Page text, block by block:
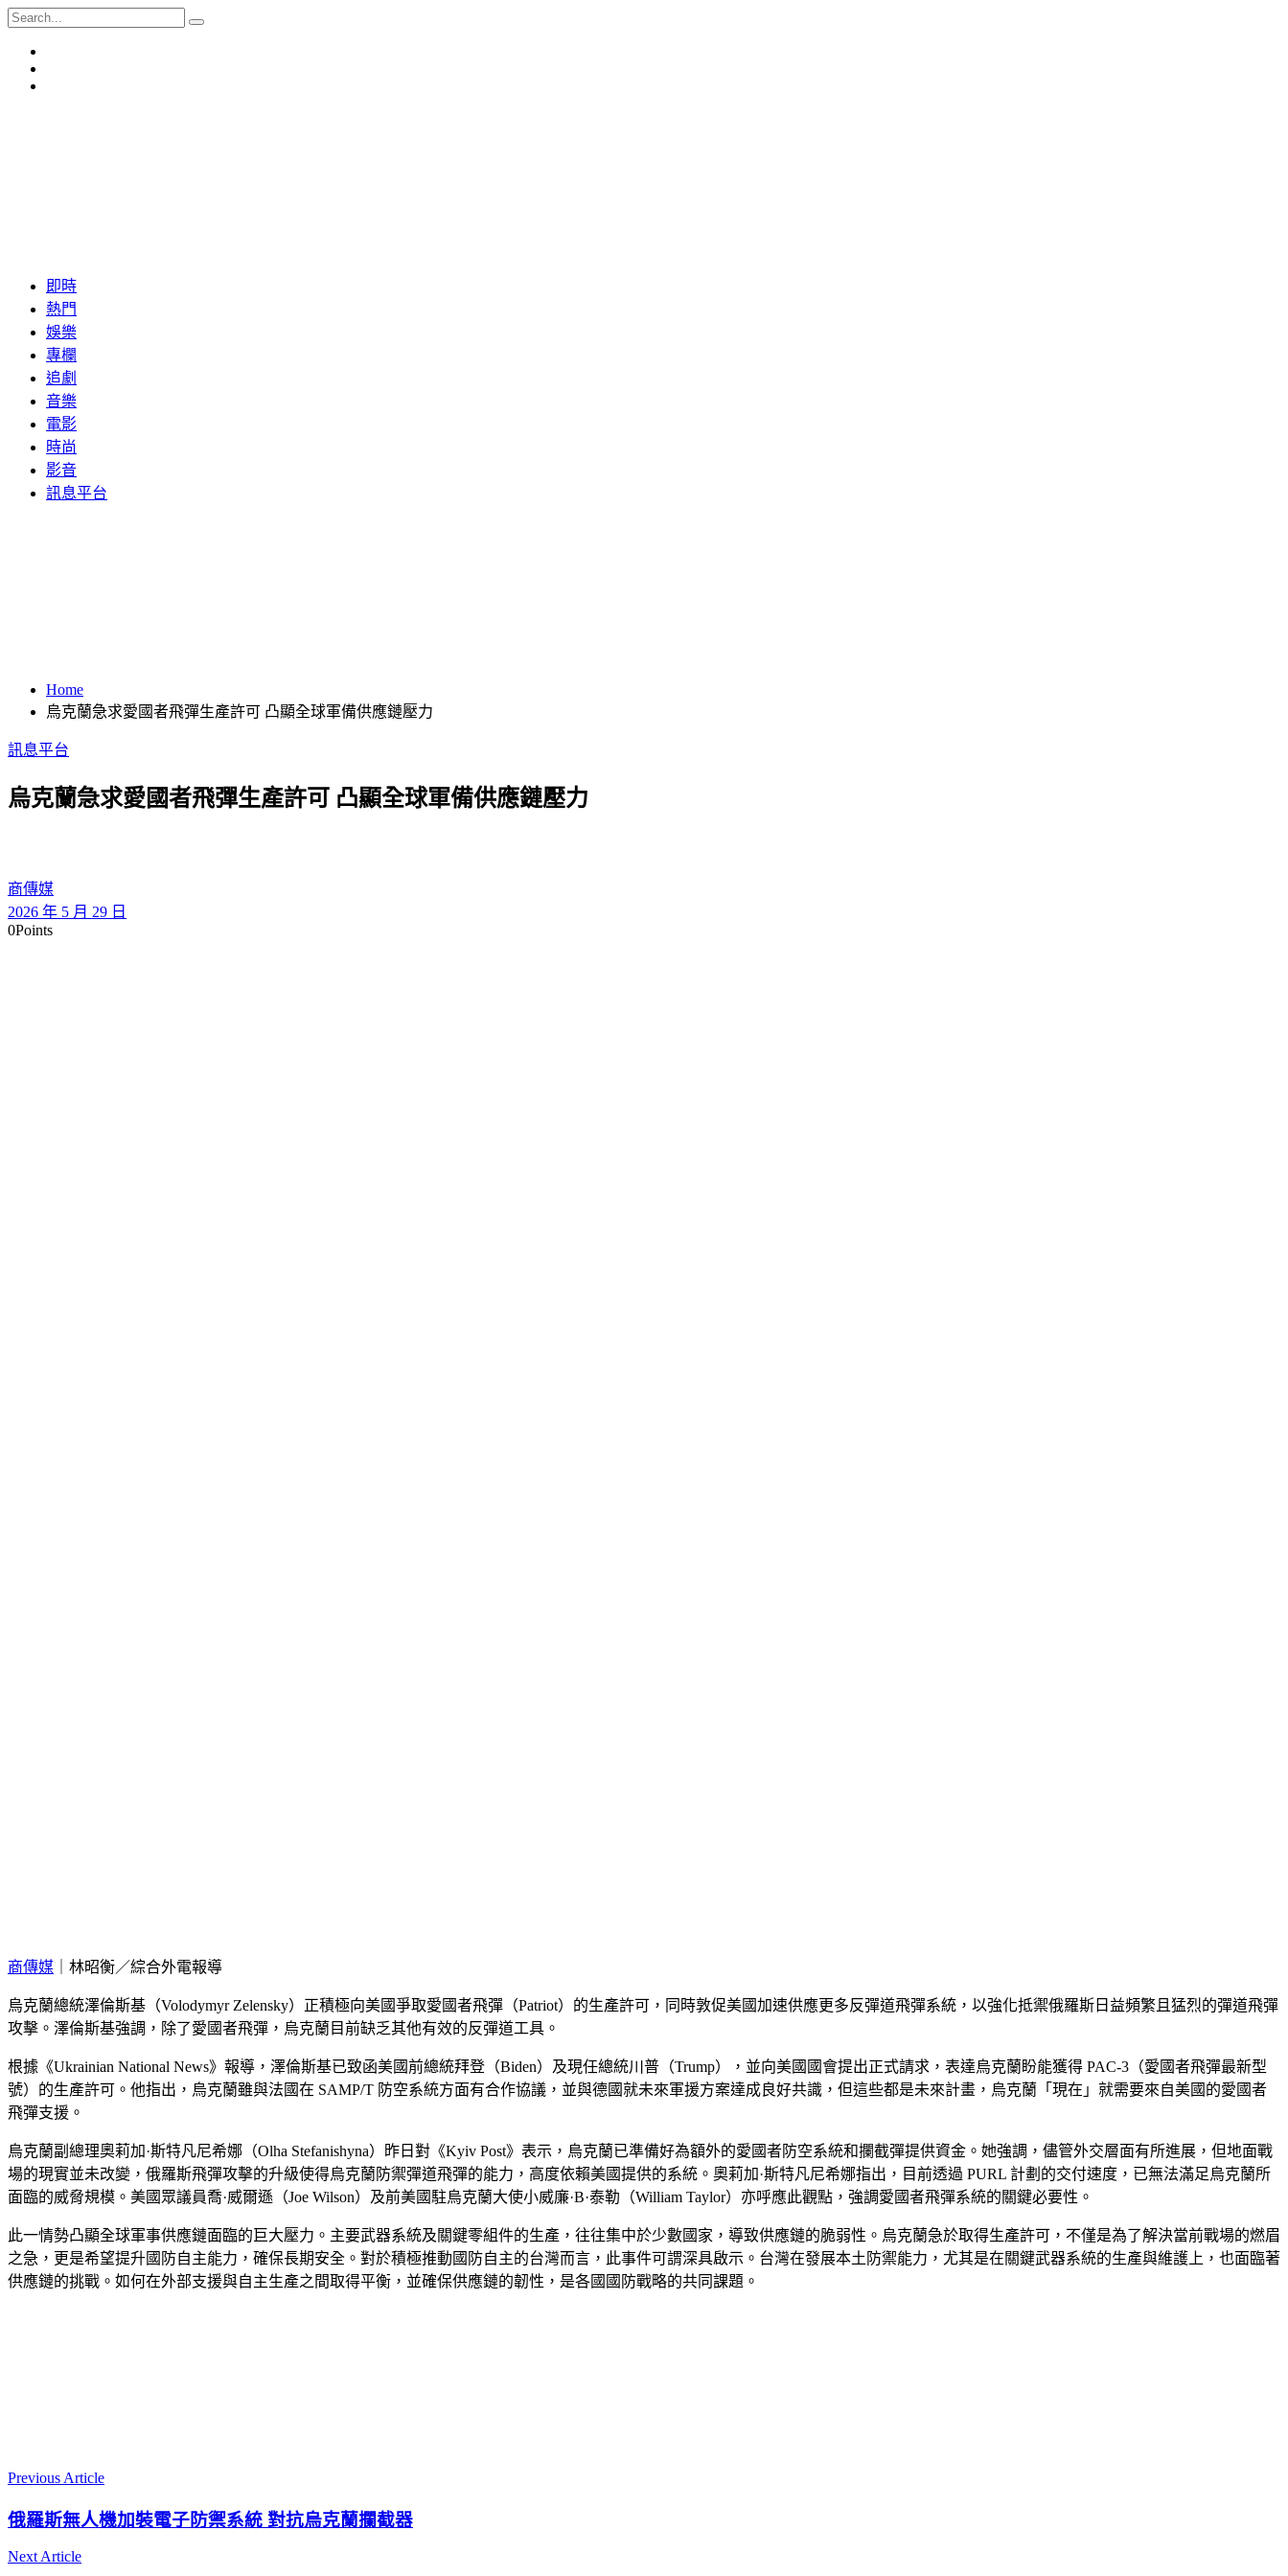
即時
熱門
娛樂
專欄
追劇
音樂
電影
時尚
影音
訊息平台
Home
烏克蘭急求愛國者飛彈生產許可 凸顯全球軍備供應鏈壓力
訊息平台
烏克蘭急求愛國者飛彈生產許可 凸顯全球軍備供應鏈壓力
商傳媒
2026 年 5 月 29 日
0Points
商傳媒 ｜林昭衡／綜合外電報導
烏克蘭總統澤倫斯基（Volodymyr Zelensky）正積極向美國爭取愛國者飛彈（Patriot）的生產許可，同時敦促美國加速供應更多反彈道飛彈系統，以強化抵禦俄羅斯日益頻繁且猛烈的彈道飛彈
攻擊。澤倫斯基強調，除了愛國者飛彈，烏克蘭目前缺乏其他有效的反彈道工具。
根據《Ukrainian National News》報導，澤倫斯基已致函美國前總統拜登（Biden）及現任總統川普（Trump），並向美國國會提出正式請求，表達烏克蘭盼能獲得 PAC-3（愛國者飛彈最新型
號）的生產許可。他指出，烏克蘭雖與法國在 SAMP/T 防空系統方面有合作協議，並與德國就未來軍援方案達成良好共識，但這些都是未來計畫，烏克蘭「現在」就需要來自美國的愛國者
飛彈支援。
烏克蘭副總理奧莉加·斯特凡尼希娜（Olha Stefanishyna）昨日對《Kyiv Post》表示，烏克蘭已準備好為額外的愛國者防空系統和攔截彈提供資金。她強調，儘管外交層面有所進展，但地面戰
場的現實並未改變，俄羅斯飛彈攻擊的升級使得烏克蘭防禦彈道飛彈的能力，高度依賴美國提供的系統。奧莉加·斯特凡尼希娜指出，目前透過 PURL 計劃的交付速度，已無法滿足烏克蘭所
面臨的威脅規模。美國眾議員喬·威爾遜（Joe Wilson）及前美國駐烏克蘭大使小威廉·B·泰勒（William Taylor）亦呼應此觀點，強調愛國者飛彈系統的關鍵必要性。
此一情勢凸顯全球軍事供應鏈面臨的巨大壓力。主要武器系統及關鍵零組件的生產，往往集中於少數國家，導致供應鏈的脆弱性。烏克蘭急於取得生產許可，不僅是為了解決當前戰場的燃眉
之急，更是希望提升國防自主能力，確保長期安全。對於積極推動國防自主的台灣而言，此事件可謂深具啟示。台灣在發展本土防禦能力，尤其是在關鍵武器系統的生產與維護上，也面臨著
供應鏈的挑戰。如何在外部支援與自主生產之間取得平衡，並確保供應鏈的韌性，是各國國防戰略的共同課題。
Previous Article
俄羅斯無人機加裝電子防禦系統 對抗烏克蘭攔截器
Next Article